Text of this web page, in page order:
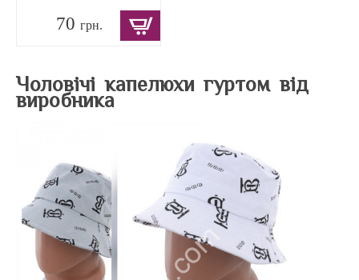
70грн.
Чоловічі капелюхи гуртом від
виробника